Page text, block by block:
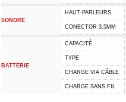
SONORE
HAUT-PARLEURS
CONECTOR 3,5MM
BATTERIE
CAPACITÉ
TYPE
CHARGE VIA CÂBLE
CHARGE SANS FIL